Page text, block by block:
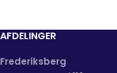
AFDELINGER
Frederiksberg